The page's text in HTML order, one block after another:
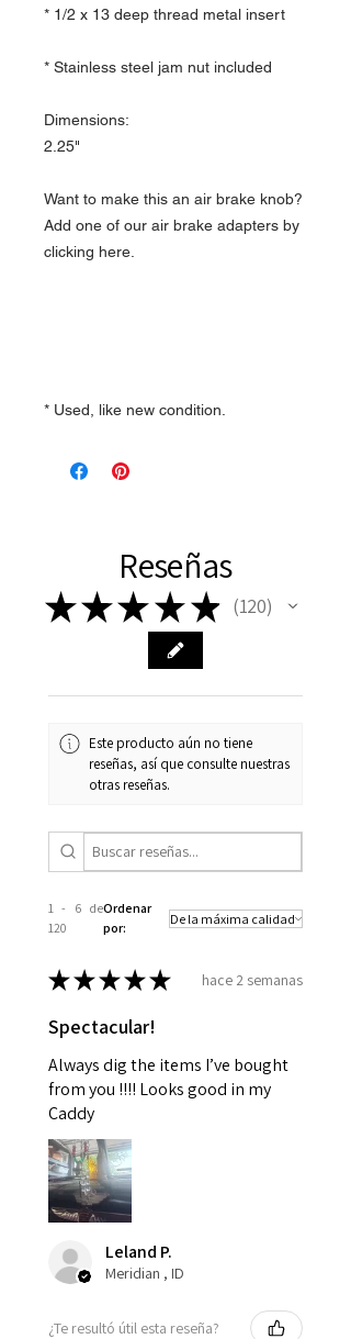
* 1/2 x 13 deep thread metal insert
* Stainless steel jam nut included
Dimensions:
2.25"
Want to make this an air brake knob?
Add one of our air brake adapters by
clicking here.
* Used, like new condition.
Reseñas
★★★ ★ ★ 120
120
Este producto aún no tiene
reseñas, así que consulte nuestras
otras reseñas.
1 - 6 de
120
Ordenar
por:
★★★★★ hace 2 semanas
Spectacular!
Always dig the items I’ve bought
from you !!!! Looks good in my
Caddy
Leland P.
Meridian , ID
¿Te resultó útil esta reseña?